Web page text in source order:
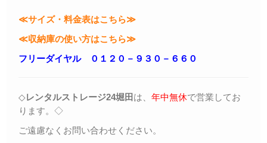
≪サイズ・料金表はこちら≫
≪収納庫の使い方はこちら≫
フリーダイヤル ０１２０－９３０－６６０
◇レンタルストレージ24堀田 は、 年中無休で営業してお
ります。◇
ご遠慮なくお問い合わせください。